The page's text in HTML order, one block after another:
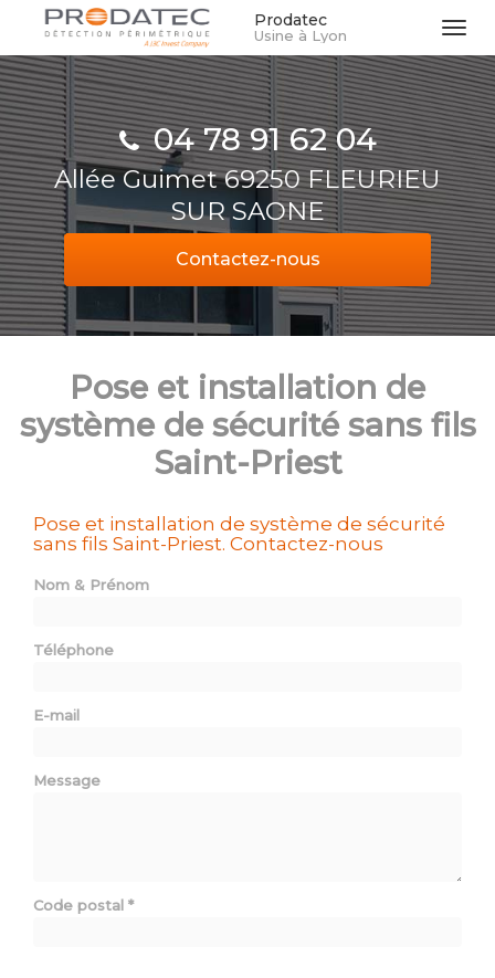
Aller
contenu
principal
Prodatec
Usine à Lyon
04 78 91 62 04
Allée Guimet 69250 FLEURIEU
SUR SAONE
Contactez-nous
Pose et installation de
système de sécurité sans fils
Saint-Priest
Pose et installation de système de sécurité
sans fils Saint-Priest. Contactez-nous
Nom & Prénom
Téléphone
E-mail
Message
Code postal *